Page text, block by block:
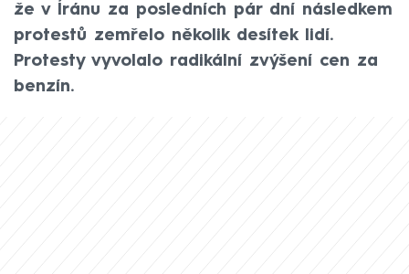
že v Íránu za posledních pár dní následkem
protestů zemřelo několik desítek lidí.
Protesty vyvolalo radikální zvýšení cen za
benzín.